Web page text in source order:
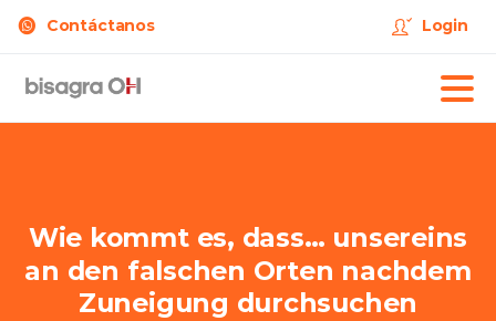
Contáctanos Login
Wie kommt es, dass… unsereins
an den falschen Orten nachdem
Zuneigung durchsuchen